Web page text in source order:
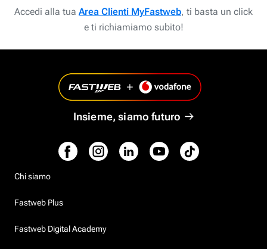
Accedi alla tua Area Clienti MyFastweb, ti basta un click
e ti richiamiamo subito!
Insieme, siamo futuro
Chi siamo
Fastweb Plus
Fastweb Digital Academy